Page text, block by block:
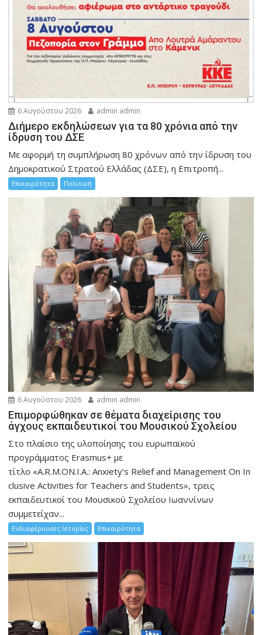
6 Αυγούστου 2026 admin admin
Διήμερο εκδηλώσεων για τα 80 χρόνια από την
ίδρυση του ΔΣΕ
Με αφορμή τη συμπλήρωση 80 χρόνων από την ίδρυση του
Δημοκρατικού Στρατού Ελλάδας (ΔΣΕ), η Επιτροπή...
Επικαιρότητα Πολιτική
6 Αυγούστου 2026 admin admin
Eπιμορφώθηκαν σε θέματα διαχείρισης του
άγχους εκπαιδευτικοί του Μουσικού Σχολείου
Στο πλαίσιο της υλοποίησης του ευρωπαϊκού
προγράμματος Erasmus+ με
τίτλο «A.R.M.ON.I.A.: Anxiety’s Relief and Management On In
clusive Activities for Teachers and Students», τρεις
εκπαιδευτικοί του Μουσικού Σχολείου Ιωαννίνων
συμμετείχαν...
Ενδιαφέρουσες Ιστορίες Επικαιρότητα